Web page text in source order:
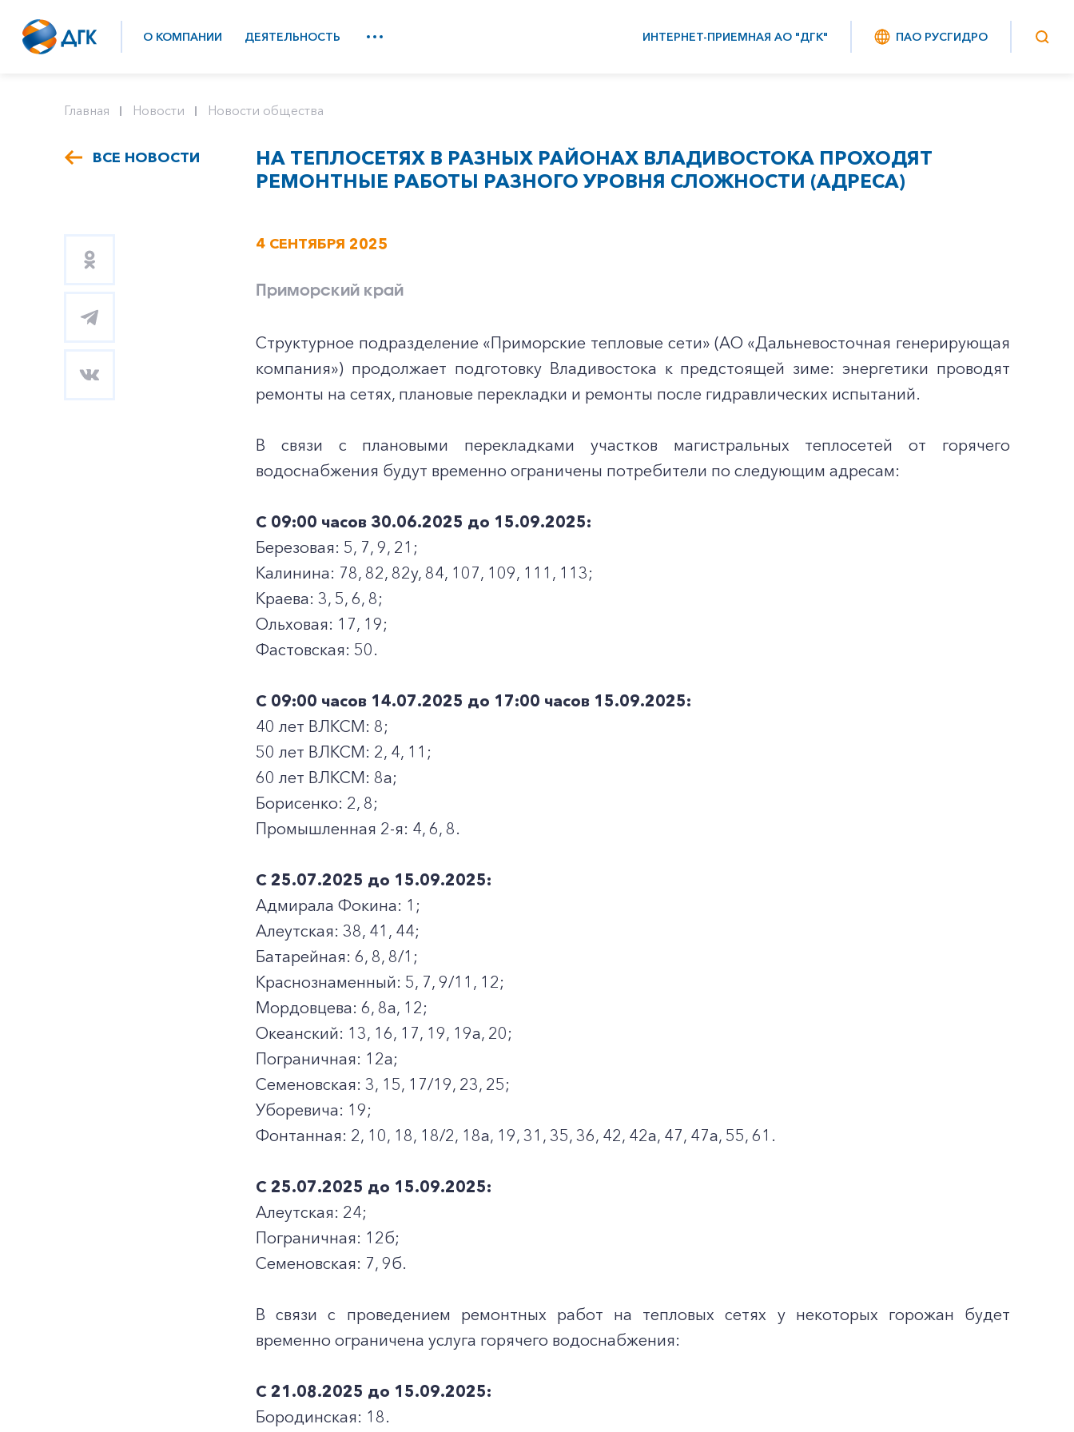
О КОМПАНИИ ДЕЯТЕЛЬНОСТЬ ИНТЕРНЕТ-ПРИЕМНАЯ АО "ДГК" ПАО РУСГИДРО
Главная Новости Новости общества
ВСЕ НОВОСТИ
НА ТЕПЛОСЕТЯХ В РАЗНЫХ РАЙОНАХ ВЛАДИВОСТОКА ПРОХОДЯТ
РЕМОНТНЫЕ РАБОТЫ РАЗНОГО УРОВНЯ СЛОЖНОСТИ (АДРЕСА)
4 СЕНТЯБРЯ 2025
Приморский край
Структурное подразделение «Приморские тепловые сети» (АО «Дальневосточная генерирующая
компания») продолжает подготовку Владивостока к предстоящей зиме: энергетики проводят
ремонты на сетях, плановые перекладки и ремонты после гидравлических испытаний.
В связи с плановыми перекладками участков магистральных теплосетей от горячего
водоснабжения будут временно ограничены потребители по следующим адресам:
С 09:00 часов 30.06.2025 до 15.09.2025:
Березовая: 5, 7, 9, 21;
Калинина: 78, 82, 82у, 84, 107, 109, 111, 113;
Краева: 3, 5, 6, 8;
Ольховая: 17, 19;
Фастовская: 50.
С 09:00 часов 14.07.2025 до 17:00 часов 15.09.2025:
40 лет ВЛКСМ: 8;
50 лет ВЛКСМ: 2, 4, 11;
60 лет ВЛКСМ: 8а;
Борисенко: 2, 8;
Промышленная 2-я: 4, 6, 8.
С 25.07.2025 до 15.09.2025:
Адмирала Фокина: 1;
Алеутская: 38, 41, 44;
Батарейная: 6, 8, 8/1;
Краснознаменный: 5, 7, 9/11, 12;
Мордовцева: 6, 8а, 12;
Океанский: 13, 16, 17, 19, 19а, 20;
Пограничная: 12а;
Семеновская: 3, 15, 17/19, 23, 25;
Уборевича: 19;
Фонтанная: 2, 10, 18, 18/2, 18а, 19, 31, 35, 36, 42, 42а, 47, 47а, 55, 61.
С 25.07.2025 до 15.09.2025:
Алеутская: 24;
Пограничная: 12б;
Семеновская: 7, 9б.
В связи с проведением ремонтных работ на тепловых сетях у некоторых горожан будет
временно ограничена услуга горячего водоснабжения:
С 21.08.2025 до 15.09.2025:
Бородинская: 18.